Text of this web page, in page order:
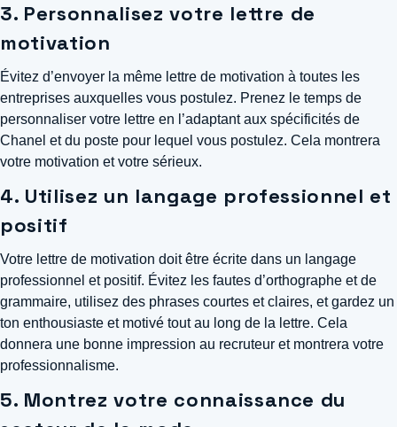
3. Personnalisez votre lettre de
motivation
Évitez d’envoyer la même lettre de motivation à toutes les
entreprises auxquelles vous postulez. Prenez le temps de
personnaliser votre lettre en l’adaptant aux spécificités de
Chanel et du poste pour lequel vous postulez. Cela montrera
votre motivation et votre sérieux.
4. Utilisez un langage professionnel et
positif
Votre lettre de motivation doit être écrite dans un langage
professionnel et positif. Évitez les fautes d’orthographe et de
grammaire, utilisez des phrases courtes et claires, et gardez un
ton enthousiaste et motivé tout au long de la lettre. Cela
donnera une bonne impression au recruteur et montrera votre
professionnalisme.
5. Montrez votre connaissance du